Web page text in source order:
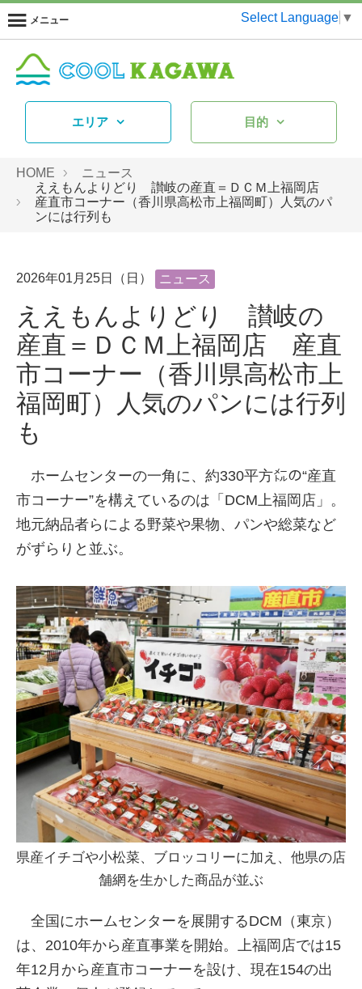
メニュー Select Language ▼
エリア 目的
HOME
ニュース
ええもんよりどり 讃岐の産直＝ＤＣＭ上福岡店
産直市コーナー（香川県高松市上福岡町）人気のパ
ンには行列も
2026年01月25日（日） ニュース
ええもんよりどり 讃岐の
産直＝ＤＣＭ上福岡店 産直
市コーナー（香川県高松市上
福岡町）人気のパンには行列
も
ホームセンターの一角に、約330平方㍍の“産直
市コーナー”を構えているのは「DCM上福岡店」。
地元納品者らによる野菜や果物、パンや総菜など
がずらりと並ぶ。
県産イチゴや小松菜、ブロッコリーに加え、他県の店
舗網を生かした商品が並ぶ
全国にホームセンターを展開するDCM（東京）
は、2010年から産直事業を開始。上福岡店では15
年12月から産直市コーナーを設け、現在154の出